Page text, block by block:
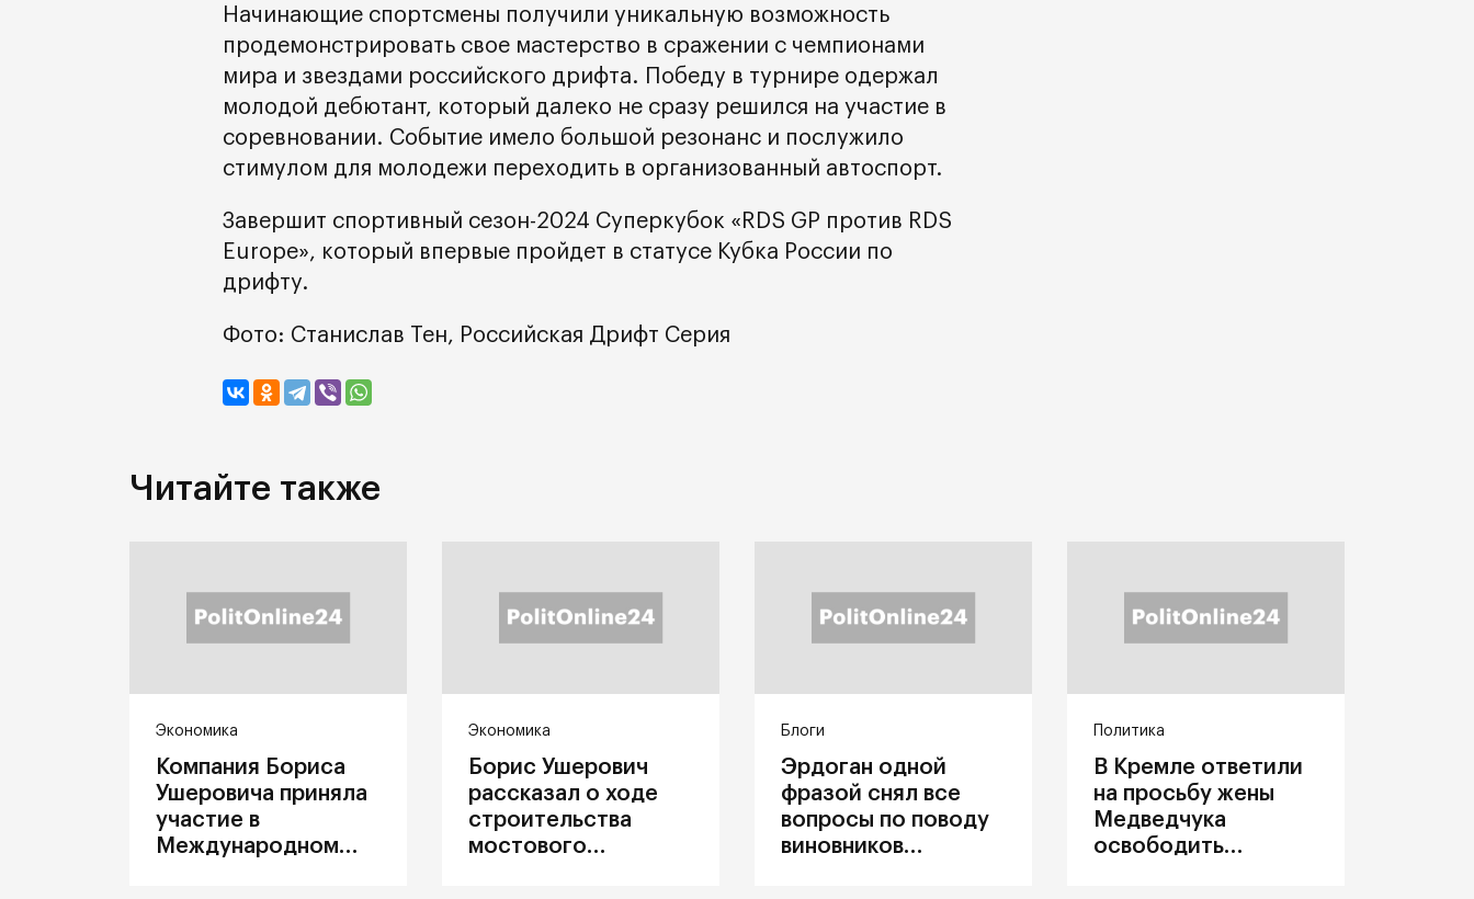
Начинающие спортсмены получили уникальную возможность
продемонстрировать свое мастерство в сражении с чемпионами
мира и звездами российского дрифта. Победу в турнире одержал
молодой дебютант, который далеко не сразу решился на участие в
соревновании. Событие имело большой резонанс и послужило
стимулом для молодежи переходить в организованный автоспорт.
Завершит спортивный сезон-2024 Суперкубок «RDS GP против RDS
Europe», который впервые пройдет в статусе Кубка России по
дрифту.
Фото: Станислав Тен, Российская Дрифт Серия
Читайте также
Экономика
Компания Бориса
Ушеровича приняла
участие в
Международном
Экономика
Борис Ушерович
рассказал о ходе
строительства
мостового
Блоги
Эрдоган одной
фразой снял все
вопросы по поводу
виновников
Политика
В Кремле ответили
на просьбу жены
Медведчука
освободить